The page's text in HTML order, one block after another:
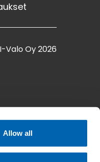
Allow all
Oy 2026